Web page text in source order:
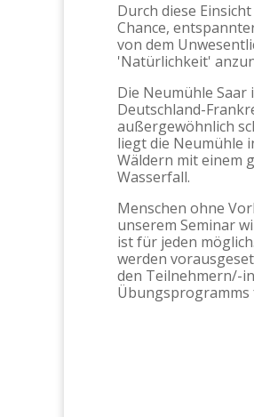
Durch diese
Chance,
von dem
'Natürlichkeit'
Die Neumühle Saar
Deutschland-
außergewöhnlich
liegt die Neumühle
Wäldern mit einem
Wasserfall.
Menschen ohne
unserem Seminar
ist für jeden
werden
den Teilnehmern/-
Übungsprogramms